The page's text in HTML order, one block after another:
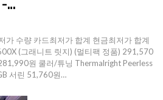
가 수량 카드최저가 합계 현금최저가 합계
(그래니트 릿지) (멀티팩 정품) 291,570
원 쿨러/튜닝 Thermalright Peerless
서린 51,760원…